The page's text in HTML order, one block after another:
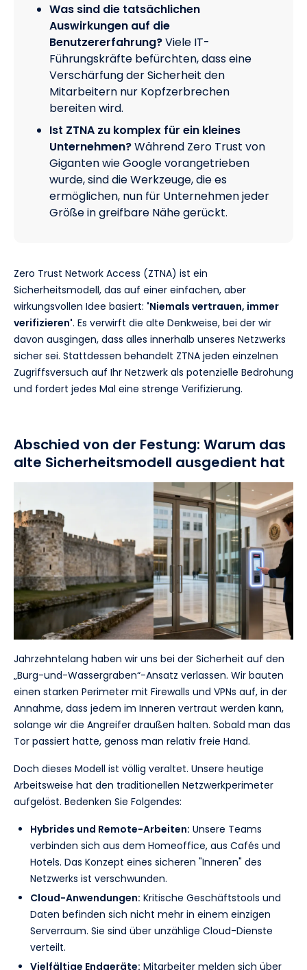
Was sind die tatsächlichen
Auswirkungen auf die
Benutzererfahrung?Viele IT-
Führungskräfte befürchten, dass eine
Verschärfung der Sicherheit den
Mitarbeitern nur Kopfzerbrechen
bereiten wird.
Ist ZTNA zu komplex für ein kleines
Unternehmen?Während Zero Trust von
Giganten wie Google vorangetrieben
wurde, sind die Werkzeuge, die es
ermöglichen, nun für Unternehmen jeder
Größe in greifbare Nähe gerückt.
Zero Trust Network Access (ZTNA) ist ein
Sicherheitsmodell, das auf einer einfachen, aber
wirkungsvollen Idee basiert: 'Niemals vertrauen, immer
verifizieren'. Es verwirft die alte Denkweise, bei der wir
davon ausgingen, dass alles innerhalb unseres Netzwerks
sicher sei. Stattdessen behandelt ZTNA jeden einzelnen
Zugriffsversuch auf Ihr Netzwerk als potenzielle Bedrohung
und fordert jedes Mal eine strenge Verifizierung.
Abschied von der Festung: Warum das
alte Sicherheitsmodell ausgedient hat
Jahrzehntelang haben wir uns bei der Sicherheit auf den
„Burg-und-Wassergraben“-Ansatz verlassen. Wir bauten
einen starken Perimeter mit Firewalls und VPNs auf, in der
Annahme, dass jedem im Inneren vertraut werden kann,
solange wir die Angreifer draußen halten. Sobald man das
Tor passiert hatte, genoss man relativ freie Hand.
Doch dieses Modell ist völlig veraltet. Unsere heutige
Arbeitsweise hat den traditionellen Netzwerkperimeter
aufgelöst. Bedenken Sie Folgendes:
Hybrides und Remote-Arbeiten: Unsere Teams
verbinden sich aus dem Homeoffice, aus Cafés und
Hotels. Das Konzept eines sicheren "Inneren" des
Netzwerks ist verschwunden.
Cloud-Anwendungen: Kritische Geschäftstools und
Daten befinden sich nicht mehr in einem einzigen
Serverraum. Sie sind über unzählige Cloud-Dienste
verteilt.
Vielfältige Endgeräte: Mitarbeiter melden sich über